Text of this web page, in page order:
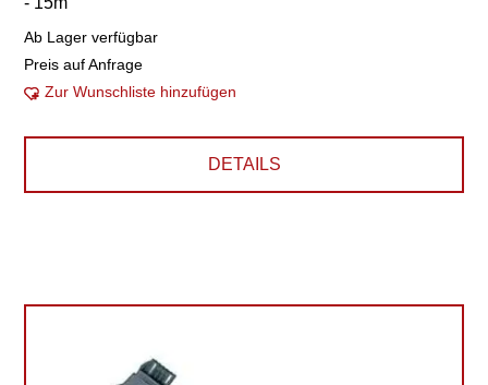
Ab Lager verfügbar
Preis auf Anfrage
Zur Wunschliste hinzufügen
DETAILS